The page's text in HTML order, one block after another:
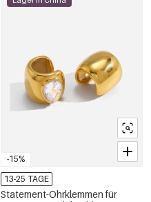
-15%
13-25 TAGE
Statement-Ohrklemmen für